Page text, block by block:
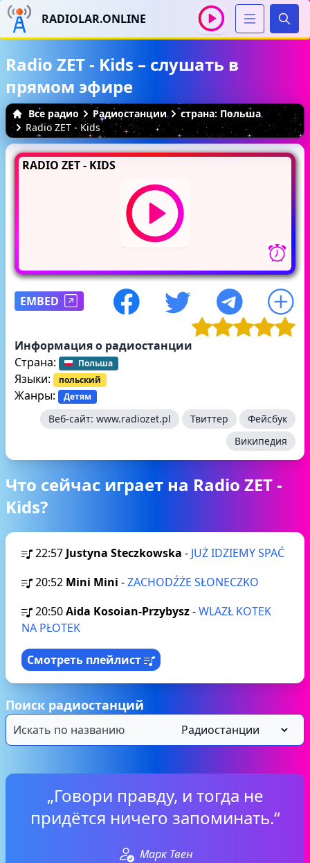
RADIOLAR.ONLINE
Radio ZET - Kids – слушать в
прямом эфире
Все радио Радиостанции
страна: Польша
Radio ZET - Kids
RADIO ZET - KIDS
EMBED
Информация о радиостанции
Страна:
Польша
Языки: польский
Жанры: Детям
Веб-сайт: www.radiozet.pl Твиттер
Фейсбук
Википедия
Что сейчас играет на Radio ZET -
Kids?
22:57 Justyna Steczkowska - JUŻ IDZIEMY SPAĆ
20:52 Mini Mini -ZACHODŹŻE SŁONECZKO
20:50Aida Kosoian-Przybysz-WLAZŁ KOTEK
NA PŁOTEK
Смотреть плейлист
Поиск радиостанций
„Говори правду, и тогда не
придётся ничего запоминать.“
Марк Твен